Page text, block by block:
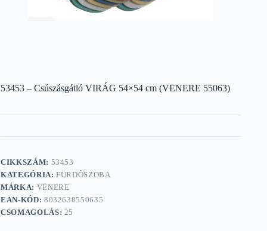
53453 – Csúszásgátló VIRÁG 54×54 cm (VENERE 55063)
CIKKSZÁM: 53453
KATEGÓRIA:FÜRDŐSZOBA
MÁRKA: VENERE
EAN-KÓD: 8032638550635
CSOMAGOLÁS: 25